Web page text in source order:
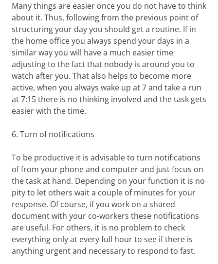
Many things are easier once you do not have to think
about it. Thus, following from the previous point of
structuring your day you should get a routine. If in
the home office you always spend your days in a
similar way you will have a much easier time
adjusting to the fact that nobody is around you to
watch after you. That also helps to become more
active, when you always wake up at 7 and take a run
at 7:15 there is no thinking involved and the task gets
easier with the time.
6. Turn of notifications
To be productive it is advisable to turn notifications
of from your phone and computer and just focus on
the task at hand. Depending on your function it is no
pity to let others wait a couple of minutes for your
response. Of course, if you work on a shared
document with your co-workers these notifications
are useful. For others, it is no problem to check
everything only at every full hour to see if there is
anything urgent and necessary to respond to fast.